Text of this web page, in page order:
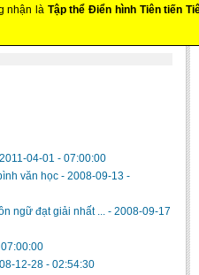
nhận là Tập thể Điển hình Tiên tiến
2011-04-01 - 07:00:00
văn học - 2008-09-13 -
ngữ đạt giải nhất ... - 2008-09-17
12-28 - 02:54:30